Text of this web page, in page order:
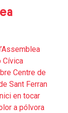
Cívica
Centre de
Sant Ferran
en tocar
a pólvora